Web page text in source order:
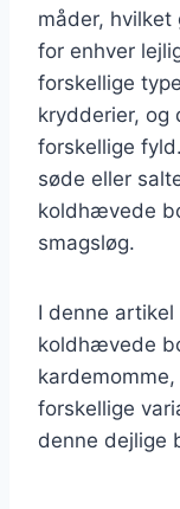
måder, hvilket
for enhver
forskellige
krydderier, og
forskellige
søde eller
koldhævede
smagsløg.
I denne
koldhævede
forskellige
denne dejlige